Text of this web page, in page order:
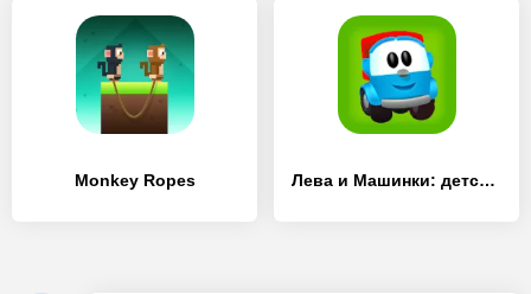
Monkey Ropes Лева и Машинки: детские игры